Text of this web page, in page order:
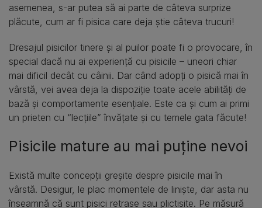
asemenea, s-ar putea să ai parte de câteva surprize
plăcute, cum ar fi pisica care deja știe câteva trucuri!
Dresajul pisicilor tinere și al puilor poate fi o provocare, în
special dacă nu ai experiență cu pisicile – uneori chiar
mai dificil decât cu câinii. Dar când adopți o pisică mai în
vârstă, vei avea deja la dispoziție toate acele abilități de
bază și comportamente esențiale. Este ca și cum ai primi
un prieten cu “lecțiile” învățate și cu temele gata făcute!
Pisicile mature au mai puține nevoi
Există multe concepții greșite despre pisicile mai în
vârstă. Desigur, le plac momentele de liniște, dar asta nu
înseamnă că sunt pisici retrase sau plictisite. Pe măsură